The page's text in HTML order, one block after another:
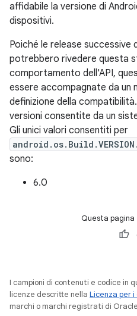
affidabile la versione di
dispositivi.
Poiché le release successive
potrebbero rivedere questa
comportamento dell'API,
essere accompagnate da un
definizione della
versioni consentite da un
Gli unici valori consentiti per
sono:
6.0
Questa
I campioni di contenuti e codice in
licenze descritte nella Licenza per
marchi o marchi registrati di